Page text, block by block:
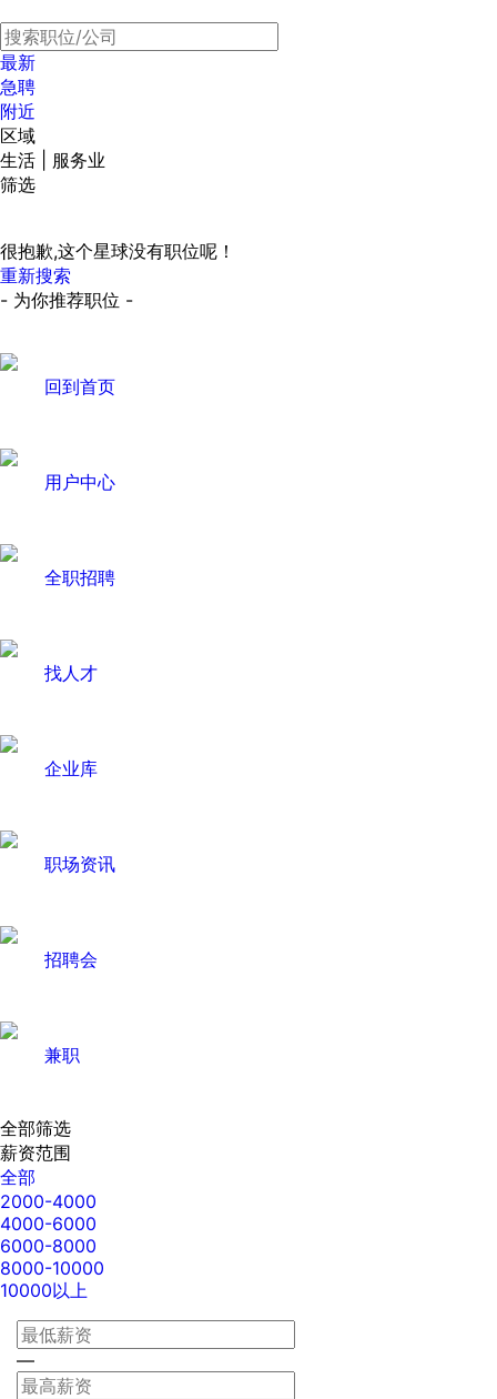
最新
急聘
附近
区域
生活 | 服务业
筛选
很抱歉,这个星球没有职位呢！
重新搜索
- 为你推荐职位 -
回到首页
用户中心
全职招聘
找人才
企业库
职场资讯
招聘会
兼职
全部筛选
薪资范围
全部
2000-4000
4000-6000
6000-8000
8000-10000
10000以上
—